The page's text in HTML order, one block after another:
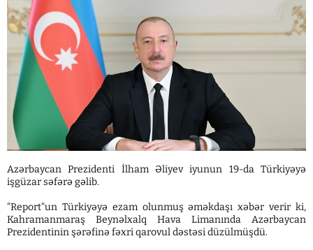
Azərbaycan Prezidenti İlham Əliyev iyunun 19-da Türkiyəyə
işgüzar səfərə gəlib.
"Report"un Türkiyəyə ezam olunmuş əməkdaşı xəbər verir ki,
Kahramanmaraş Beynəlxalq Hava Limanında Azərbaycan
Prezidentinin şərəfinə fəxri qarovul dəstəsi düzülmüşdü.